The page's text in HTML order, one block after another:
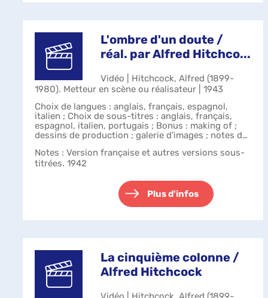
L'ombre d'un doute /
réal. par Alfred Hitchco...
Vidéo | Hitchcock, Alfred (1899-
1980). Metteur en scène ou réalisateur | 1943
Choix de langues : anglais, français, espagnol,
italien ; Choix de sous-titres : anglais, français,
espagnol, italien, portugais ; Bonus : making of ;
dessins de production ; galerie d'images ; notes de
Notes : Version française et autres versions sous-
titrées. 1942
Plus d'infos
La cinquième colonne /
Alfred Hitchcock